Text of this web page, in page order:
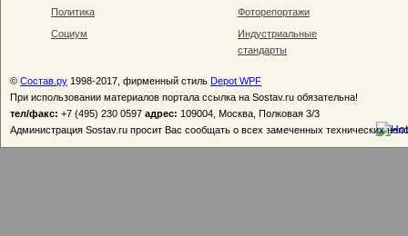
Политика
Социум
Фоторепортажи
Индустриальные
стандарты
© Состав.ру 1998-2017, фирменный стиль Depot WPF
При использовании материалов портала ссылка на Sostav.ru обязательна!
тел/факс: +7 (495) 230 0597 адрес: 109004, Москва, Полковая 3/3
Администрация Sostav.ru просит Вас сообщать о всех замеченных технических